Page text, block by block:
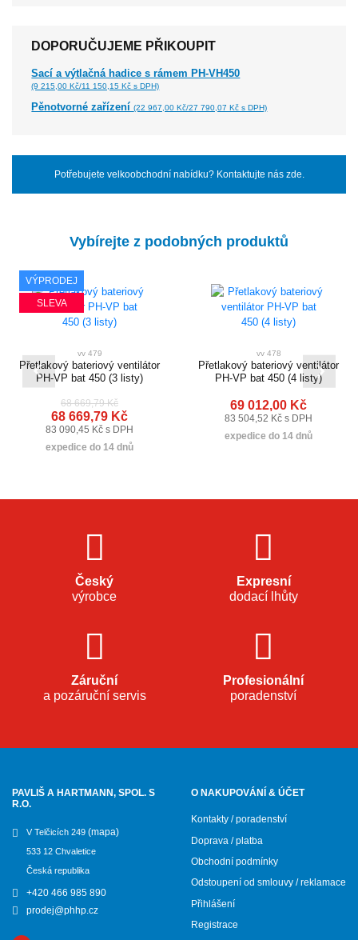
DOPORUČUJEME PŘIKOUPIT
Sací a výtlačná hadice s rámem PH-VH450
(9 215,00 Kč/11 150,15 Kč s DPH)
Pěnotvorné zařízení(22 967,00 Kč/27 790,07 Kč s DPH)
Potřebujete velkoobchodní nabídku? Kontaktujte nás zde.
Vybírejte z podobných produktů
VÝPRODEJ
SLEVA
vv 479
Přetlakový bateriový ventilátor
PH-VP bat 450 (3 listy)
68 669,79 Kč
68 669,79 Kč
83 090,45 Kč s DPH
expedice do 14 dnů
vv 478
Přetlakový bateriový ventilátor
PH-VP bat 450 (4 listy)
69 012,00 Kč
83 504,52 Kč s DPH
expedice do 14 dnů
Český
výrobce
Expresní
dodací lhůty
Záruční
a pozáruční servis
Profesionální
poradenství
PAVLIŠ A HARTMANN, SPOL. S
R.O.
V Telčicích 249 (mapa)
533 12 Chvaletice
Česká republika
+420 466 985 890
prodej@phhp.cz
O NAKUPOVÁNÍ & ÚČET
Kontakty / poradenství
Doprava / platba
Obchodní podmínky
Odstoupení od smlouvy / reklamace
Přihlášení
Registrace